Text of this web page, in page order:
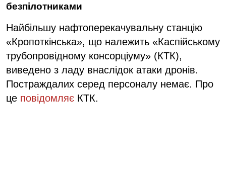
безпілотниками
Найбільшу нафтоперекачувальну станцію
«Кропоткінська», що належить «Каспійському
трубопровідному консорціуму» (КТК),
виведено з ладу внаслідок атаки дронів.
Постраждалих серед персоналу немає. Про
це повідомляє КТК.